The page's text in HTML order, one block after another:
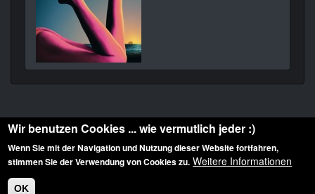
Diese Website ist urheberrechtlich geschützt: © 2010-2026 der Film Noir de. Alle
Rechte vorbehalten.
Wir benutzen Cookies ... wie vermutlich jeder :)
Wenn Sie mit der Navigation und Nutzung dieser Website fortfahren,
stimmen Sie der Verwendung von Cookies zu. Weitere Informationen
OK